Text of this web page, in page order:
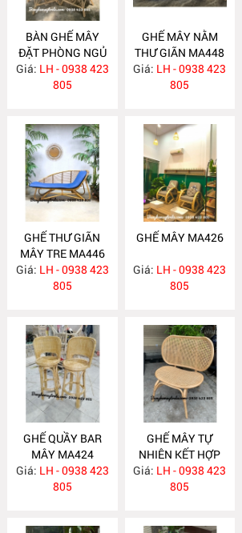
BÀN GHẾ MÂY
ĐẶT PHÒNG NGỦ
MA449
Giá: LH - 0938 423
805
GHẾ MÂY NẰM
THƯ GIÃN MA448
Giá: LH - 0938 423
805
GHẾ THƯ GIÃN
MÂY TRE MA446
Giá: LH - 0938 423
805
GHẾ MÂY MA426
Giá: LH - 0938 423
805
GHẾ QUẦY BAR
MÂY MA424
Giá: LH - 0938 423
805
GHẾ MÂY TỰ
NHIÊN KẾT HỢP
LƯỚI MẮT CÁO
MA418
Giá: LH - 0938 423
805